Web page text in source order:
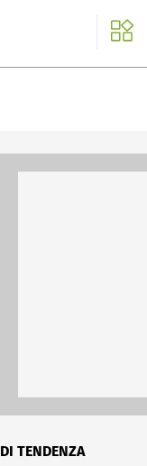
DI TENDENZA